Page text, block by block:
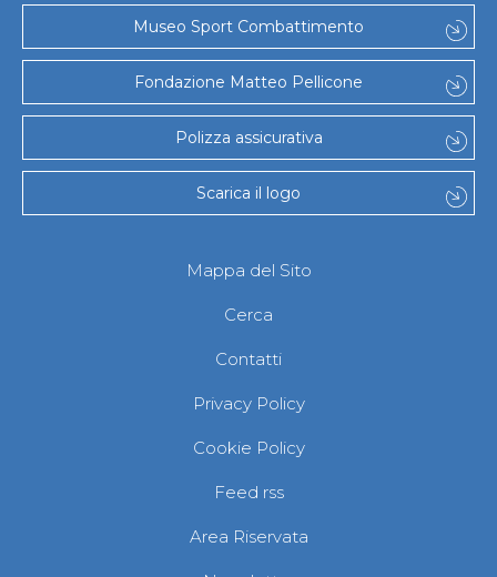
Museo Sport Combattimento
Fondazione Matteo Pellicone
Polizza assicurativa
Scarica il logo
Mappa del Sito
Cerca
Contatti
Privacy Policy
Cookie Policy
Feed rss
Area Riservata